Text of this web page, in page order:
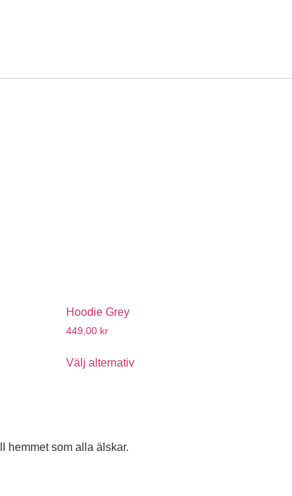
Hoodie Grey
449,00 kr
Välj alternativ
hemmet som alla älskar.